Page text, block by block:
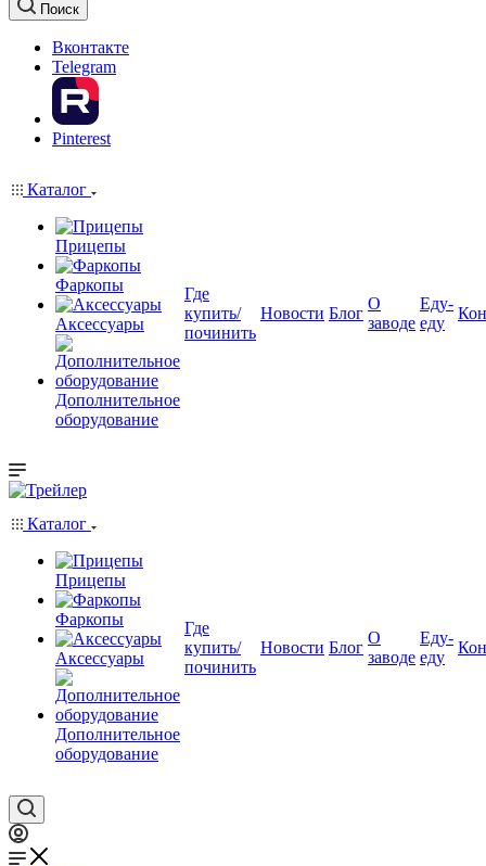
Поиск
Вконтакте
Telegram
Pinterest
Каталог
Прицепы
Фаркопы
Аксессуары
Дополнительное
оборудование
Где
купить/
починить
Новости Блог
О
заводе
Еду-
еду
Каталог
Прицепы
Фаркопы
Аксессуары
Дополнительное
оборудование
Где
купить/
починить
Новости Блог
О
заводе
Еду-
еду